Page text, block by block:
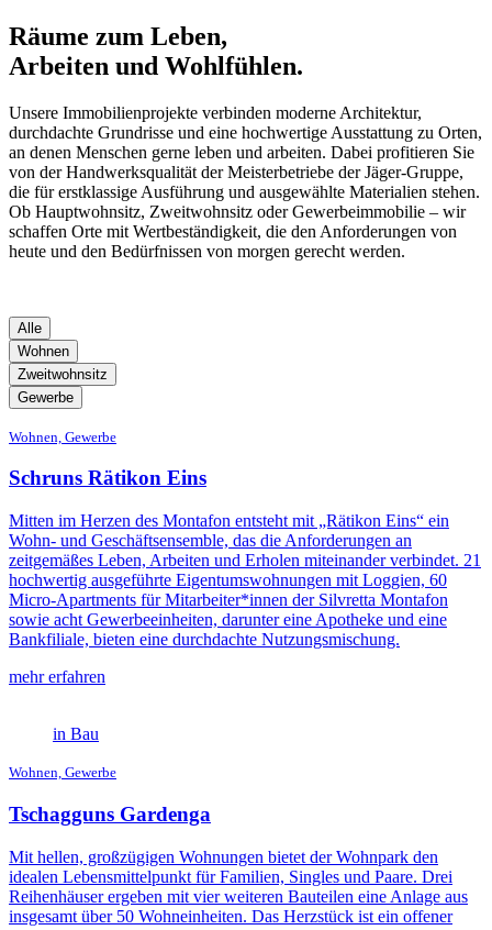
Räume zum Leben,
Arbeiten und Wohlfühlen.
Unsere Immobilienprojekte verbinden moderne Architektur,
durchdachte Grundrisse und eine hochwertige Ausstattung zu Orten,
an denen Menschen gerne leben und arbeiten. Dabei profitieren Sie
von der Handwerksqualität der Meisterbetriebe der Jäger-Gruppe,
die für erstklassige Ausführung und ausgewählte Materialien stehen.
Ob Hauptwohnsitz, Zweitwohnsitz oder Gewerbeimmobilie – wir
schaffen Orte mit Wertbeständigkeit, die den Anforderungen von
heute und den Bedürfnissen von morgen gerecht werden.
Alle
Wohnen
Zweitwohnsitz
Gewerbe
Wohnen, Gewerbe
Schruns Rätikon Eins
Mitten im Herzen des Montafon entsteht mit „Rätikon Eins“ ein
Wohn- und Geschäftsensemble, das die Anforderungen an
zeitgemäßes Leben, Arbeiten und Erholen miteinander verbindet. 21
hochwertig ausgeführte Eigentumswohnungen mit Loggien, 60
Micro-Apartments für Mitarbeiter*innen der Silvretta Montafon
sowie acht Gewerbeeinheiten, darunter eine Apotheke und eine
Bankfiliale, bieten eine durchdachte Nutzungsmischung.
mehr erfahren
in Bau
Wohnen, Gewerbe
Tschagguns Gardenga
Mit hellen, großzügigen Wohnungen bietet der Wohnpark den
idealen Lebensmittelpunkt für Familien, Singles und Paare. Drei
Reihenhäuser ergeben mit vier weiteren Bauteilen eine Anlage aus
insgesamt über 50 Wohneinheiten. Das Herzstück ist ein offener